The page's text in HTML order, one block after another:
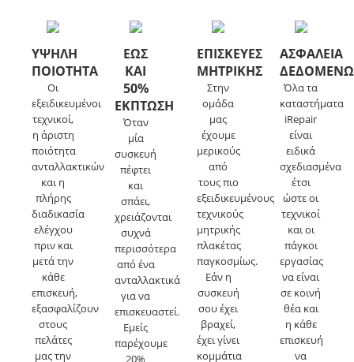
ΥΨΗΛΗ
ΠΟΙΟΤΗΤΑ
Οι
εξειδικευμένοι
τεχνικοί,
η άριστη
ποιότητα
ανταλλακτικών
και η
πλήρης
διαδικασία
ελέγχου
πριν και
μετά την
κάθε
επισκευή,
εξασφαλίζουν
στους
πελάτες
μας την
ΕΩΣ
ΚΑΙ
50%
ΕΚΠΤΩΣΗ
Όταν
μία
συσκευή
πέφτει
και
σπάει,
χρειάζονται
συχνά
περισσότερα
από ένα
ανταλλακτικά
για να
επισκευαστεί.
Εμείς
παρέχουμε
20%
ΕΠΙΣΚΕΥΕΣ
ΜΗΤΡΙΚΗΣ
Στην
ομάδα
μας
έχουμε
μερικούς
από
τους πιο
εξειδικευμένους
τεχνικούς
μητρικής
πλακέτας
παγκοσμίως.
Εάν η
συσκευή
σου έχει
βραχεί,
έχει γίνει
κομμάτια
ΑΣΦΑΛΕΙΑ
Όλα τα
καταστήματα
iRepair
είναι
ειδικά
σχεδιασμένα
έτσι
ώστε οι
τεχνικοί
και οι
πάγκοι
εργασίας
να είναι
σε κοινή
θέα και
η κάθε
επισκευή
να